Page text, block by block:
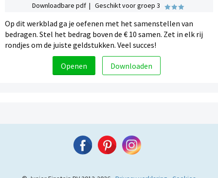
Downloadbare pdf | Geschikt voor groep 3
Op dit werkblad ga je oefenen met het samenstellen van
bedragen. Stel het bedrag boven de € 10 samen. Zet in elk rij
rondjes om de juiste geldstukken. Veel succes!
Openen Downloaden